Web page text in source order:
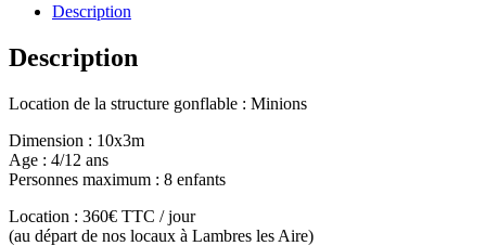
Description
Description
Location de la structure gonflable : Minions
Dimension : 10x3m
Age : 4/12 ans
Personnes maximum : 8 enfants
Location : 360€ TTC / jour
(au départ de nos locaux à Lambres les Aire)